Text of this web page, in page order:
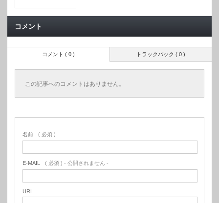
コメント
トラックバック ( 0 )
コメント ( 0 )
この記事へのコメントはありません。
名前 ( 必須 )
E-MAIL ( 必須 ) - 公開されません -
URL